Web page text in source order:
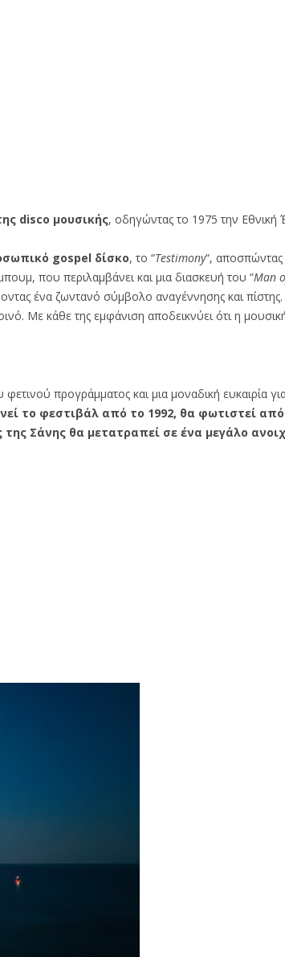
disco μουσικής, οδηγώντας το 1975 την
gospel δίσκο, το “Testimony“, αποσπώντας
που περιλαμβάνει και μια διασκευή του “Man
ένα ζωντανό σύμβολο αναγέννησης και πίστης.
Με κάθε της εμφάνιση αποδεικνύει ότι η
φετινού προγράμματος και μια μοναδική ευκαιρία
το φεστιβάλ από το 1992, θα φωτιστεί
Σάνης θα μετατραπεί σε ένα μεγάλο